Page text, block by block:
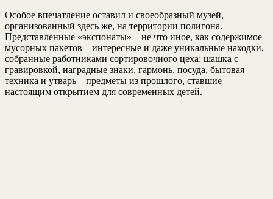
Особое впечатление оставил и своеобразный музей,
организованный здесь же, на территории полигона.
Представленные «экспонаты» – не что иное, как содержимое
мусорных пакетов – интересные и даже уникальные находки,
собранные работниками сортировочного цеха: шашка с
гравировкой, наградные знаки, гармонь, посуда, бытовая
техника и утварь – предметы из прошлого, ставшие
настоящим открытием для современных детей.